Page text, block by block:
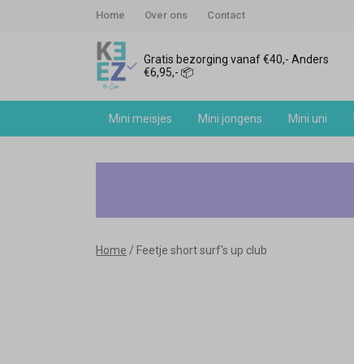
Home Over ons Contact
Gratis bezorging vanaf €40,- Anders
€6,95,- 📦
Mini meisjes Mini jongens Mini uni
Feetje
Home Feetje short surf's up club